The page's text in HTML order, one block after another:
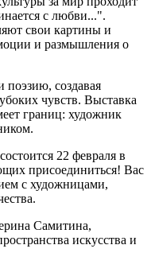
с любви...".
свои картины и
и размышления о
поэзию, создавая
чувств. Выставка
границ: художник
22 февраля в
присоединиться! Вас
с художницами,
Самитина,
искусства и